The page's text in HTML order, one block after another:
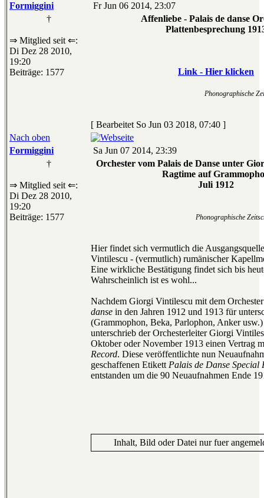
Formiggini
Fr Jun 06 2014, 23:07
†
⇒ Mitglied seit ⇐:
Di Dez 28 2010,
19:20
Beiträge: 1577
Affenliebe - Palais de danse
Plattenbesprechung
Link - Hier klicken
Phonographische
[ Bearbeitet So Jun 03 2018, 07:40 ]
Nach oben
Formiggini
Sa Jun 07 2014, 23:39
†
⇒ Mitglied seit ⇐:
Di Dez 28 2010,
19:20
Beiträge: 1577
Orchester vom Palais de Danse unter
Ragtime auf
Juli 1912
Phonographische
Hier findet sich vermutlich die
Vintilescu - (vermutlich) rumänischer
Eine wirkliche Bestätigung findet sich bis
Wahrscheinlich ist es wohl...
Nachdem Giorgi Vintilescu mit dem
danse in den Jahren 1912 und 1913 für
(Grammophon, Beka, Parlophon, Anker
unterschrieb der Orchesterleiter Giorgi
Oktober oder November 1913 einen Vertrag
Record. Diese veröffentlichte nun
geschaffenen Etikett Palais de Danse Special
entstanden um die 90 Neuaufnahmen Ende
Inhalt, Bild oder Datei nur fuer